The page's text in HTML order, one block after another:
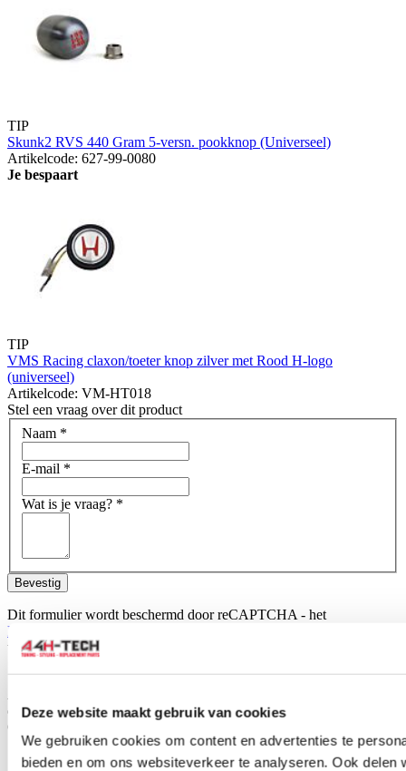
Deze website maakt gebruik van cookies
We gebruiken cookies om content en advertenties te
bieden en om ons websiteverkeer te analyseren. Ook
TIP
Skunk2 RVS 440 Gram 5-versn. pookknop (Universeel)
Artikelcode: 627-99-0080
Je bespaart
TIP
VMS Racing claxon/toeter knop zilver met Rood H-logo
(universeel)
Artikelcode: VM-HT018
Stel een vraag over dit product
Naam *
E-mail *
Wat is je vraag? *
Bevestig
Dit formulier wordt beschermd door reCAPTCHA - het
Privacybeleid van Google
toepassing.
Schrijf je eigen review
ofmaak een account aan.
Omschrijving
Set car mats for your Honda Accord, ready to fit directly into your